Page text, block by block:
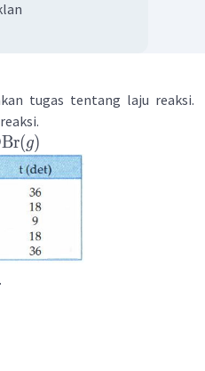
tugas tentang laju reaksi.
(g)